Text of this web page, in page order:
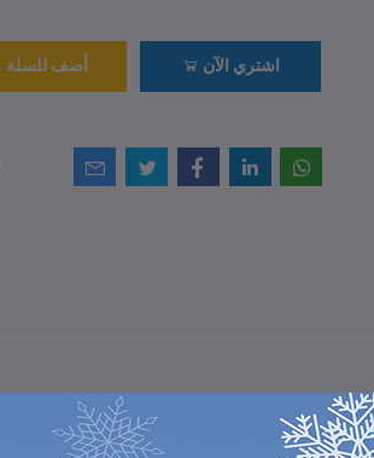
أضف للسلة اشتري الآن